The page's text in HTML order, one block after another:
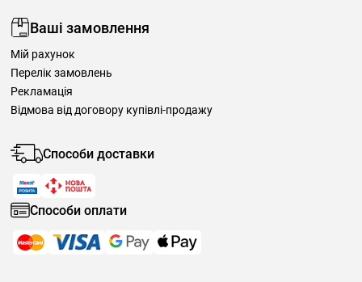
Ваші замовлення
Мій рахунок
Перелік замовлень
Рекламація
Відмова від договору купівлі-продажу
Способи доставки
Способи оплати